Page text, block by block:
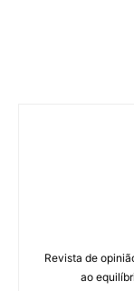
Revista de
ao